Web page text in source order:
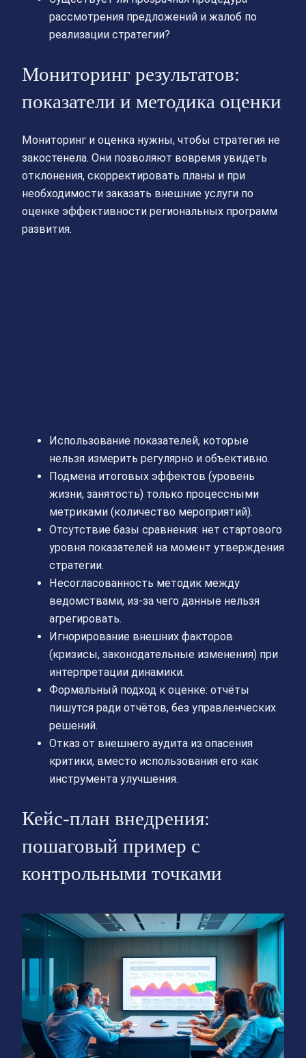
рассмотрения предложений и жалоб по
реализации стратегии?
Мониторинг результатов:
показатели и методика оценки
Мониторинг и оценка нужны, чтобы стратегия не
закостенела. Они позволяют вовремя увидеть
отклонения, скорректировать планы и при
необходимости заказать внешние услуги по
оценке эффективности региональных программ
развития.
Использование показателей, которые
нельзя измерить регулярно и объективно.
Подмена итоговых эффектов (уровень
жизни, занятость) только процессными
метриками (количество мероприятий).
Отсутствие базы сравнения: нет стартового
уровня показателей на момент утверждения
стратегии.
Несогласованность методик между
ведомствами, из-за чего данные нельзя
агрегировать.
Игнорирование внешних факторов
(кризисы, законодательные изменения) при
интерпретации динамики.
Формальный подход к оценке: отчёты
пишутся ради отчётов, без управленческих
решений.
Отказ от внешнего аудита из опасения
критики, вместо использования его как
инструмента улучшения.
Кейс-план внедрения:
пошаговый пример с
контрольными точками